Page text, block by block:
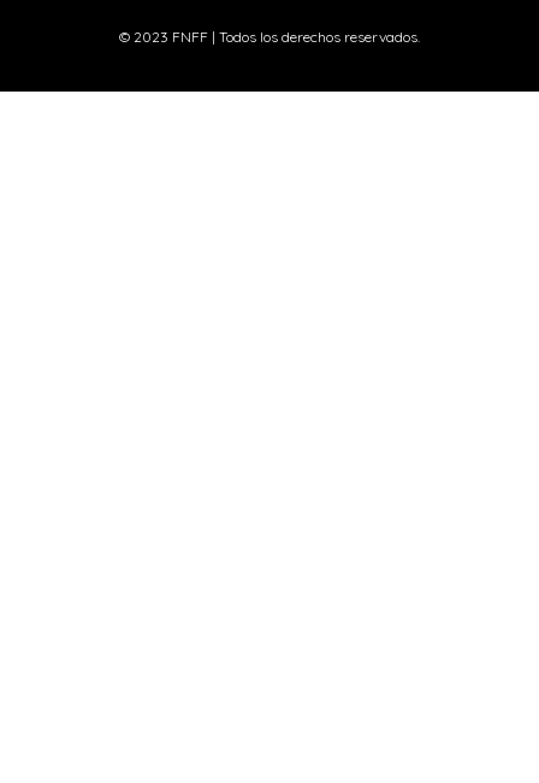
© 2023 FNFF | Todos los derechos reservados.